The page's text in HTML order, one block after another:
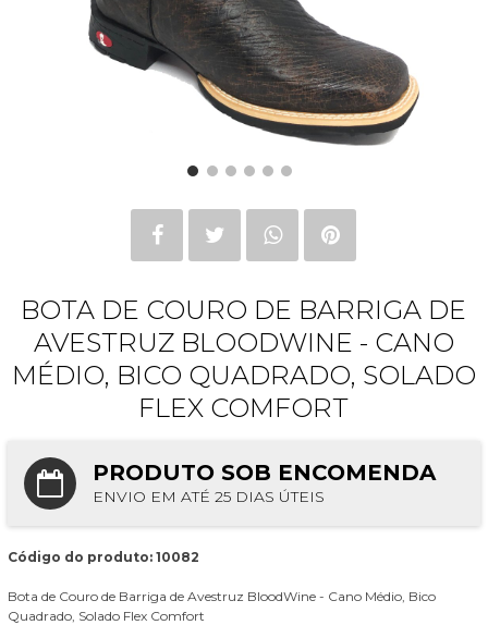
BOTA DE COURO DE BARRIGA DE
AVESTRUZ BLOODWINE - CANO
MÉDIO, BICO QUADRADO, SOLADO
FLEX COMFORT
PRODUTO SOB ENCOMENDA
ENVIO EM ATÉ 25 DIAS ÚTEIS
Código do produto: 10082
Bota de Couro de Barriga de Avestruz BloodWine - Cano Médio, Bico
Quadrado, Solado Flex Comfort